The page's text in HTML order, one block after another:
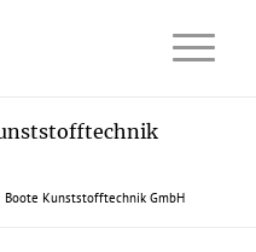
Boote Kunststofftechnik GmbH